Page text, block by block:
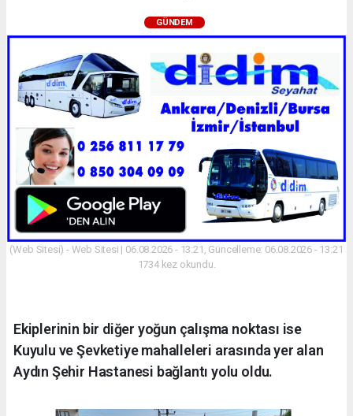
GÜNDEM
(Web Sitesi) - Web Sitesi | 06.08.2026 - 13:21, Güncelleme: 06.08.2026 - 13:21
1734 kez okundu.
Ekiplerinin bir diğer yoğun çalışma noktası ise
Kuyulu ve Şevketiye mahalleleri arasında yer alan
Aydın Şehir Hastanesi bağlantı yolu oldu.